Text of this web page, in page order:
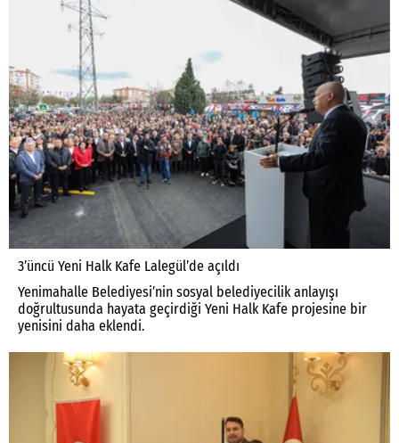
3’üncü Yeni Halk Kafe Lalegül’de açıldı
Yenimahalle Belediyesi’nin sosyal belediyecilik anlayışı
doğrultusunda hayata geçirdiği Yeni Halk Kafe projesine bir
yenisini daha eklendi.